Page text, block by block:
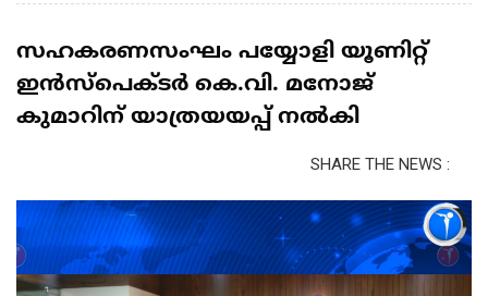
സഹകരണസംഘം പയ്യോളി യൂണിറ്റ്
ഇൻസ്‌പെക്ടർ കെ.വി. മനോജ്
കുമാറിന് യാത്രയയപ്പ് നൽകി
SHARE THE NEWS :